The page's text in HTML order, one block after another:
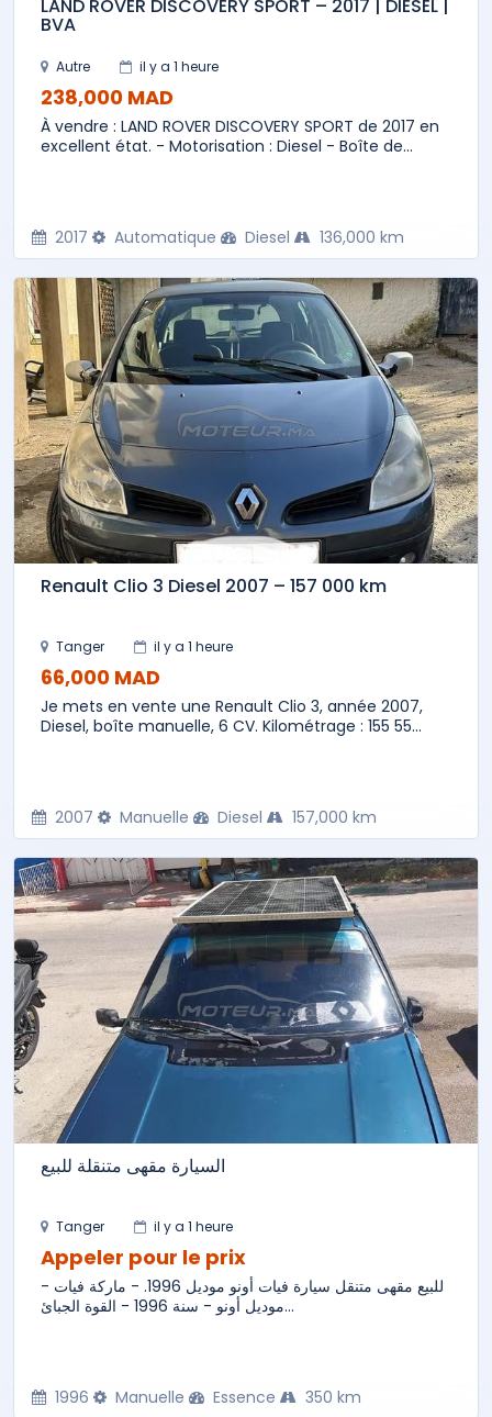
LAND ROVER DISCOVERY SPORT – 2017 | DIESEL |
BVA
Autre il y a 1 heure
238,000 MAD
À vendre : LAND ROVER DISCOVERY SPORT de 2017 en
excellent état. - Motorisation : Diesel - Boîte de...
2017 Automatique Diesel 136,000 km
Renault Clio 3 Diesel 2007 – 157 000 km
Tanger il y a 1 heure
66,000 MAD
Je mets en vente une Renault Clio 3, année 2007,
Diesel, boîte manuelle, 6 CV. Kilométrage : 155 55...
2007 Manuelle Diesel 157,000 km
السيارة مقهى متنقلة للبيع
Tanger il y a 1 heure
Appeler pour le prix
للبيع مقهى متنقل سيارة فيات أونو موديل 1996. - ماركة فيات -
موديل أونو - سنة 1996 - القوة الجبائ...
1996 Manuelle Essence 350 km